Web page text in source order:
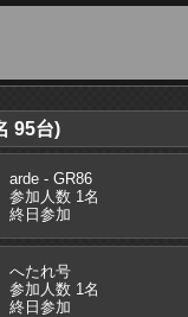
95台)
arde - GR86
参加人数 1名
終日参加
へたれ号
参加人数 1名
終日参加